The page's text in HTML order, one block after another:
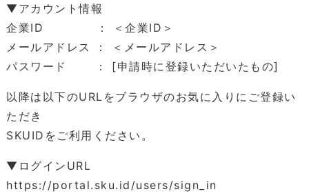
▼アカウント情報
企業ID ： ＜企業ID＞
メールアドレス ： ＜メールアドレス＞
パスワード ： [申請時に登録いただいたもの]
以降は以下のURLをブラウザのお気に入りにご登録い
ただき
SKUIDをご利用ください。
▼ログインURL
https://portal.sku.id/users/sign_in